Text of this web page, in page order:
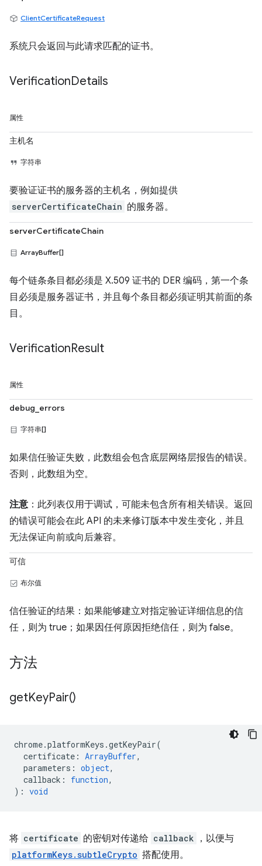
ClientCertificateRequest
系统只会返回与此请求匹配的证书。
VerificationDetails
属性
主机名
字符串
要验证证书的服务器的主机名，例如提供
serverCertificateChain 的服务器。
serverCertificateChain
ArrayBuffer[]
每个链条条目都必须是 X.509 证书的 DER 编码，第一个条
目必须是服务器证书，并且每个条目都必须证明其前面的条
目。
VerificationResult
属性
debug_errors
字符串[]
如果信任验证失败，此数组会包含底层网络层报告的错误。
否则，此数组为空。
注意：此列表仅用于调试，可能未包含所有相关错误。返回
的错误可能会在此 API 的未来修订版本中发生变化，并且
无法保证向前或向后兼容。
可信
布尔值
信任验证的结果：如果能够建立对指定验证详细信息的信
任，则为 true；如果因任何原因拒绝信任，则为 false。
方法
getKeyPair()
chrome.platformKeys .getKeyPair(
certificate : ArrayBuffer,
parameters : object,
callback : function,
) : void
将 certificate 的密钥对传递给 callback ，以便与
platformKeys.subtleCrypto 搭配使用。